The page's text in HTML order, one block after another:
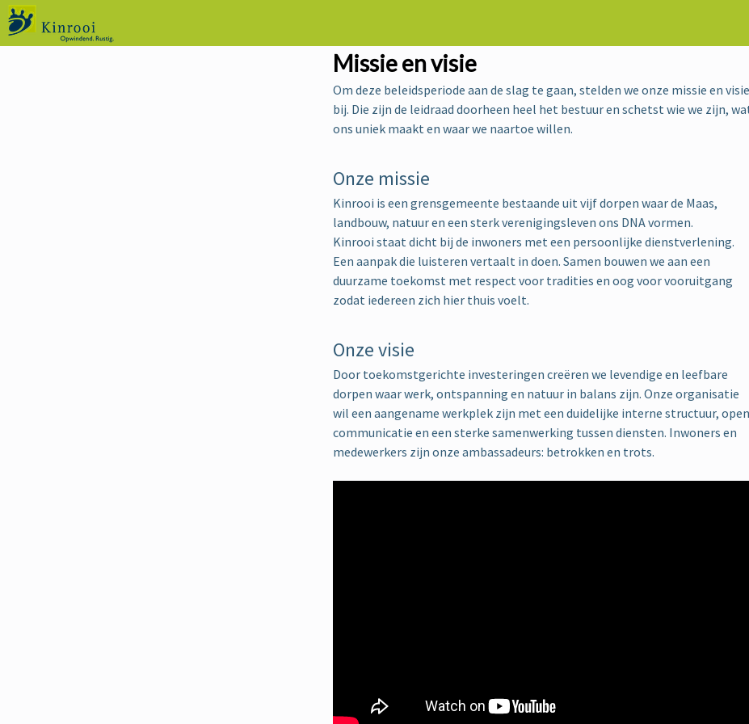
Missie en visie
Om deze beleidsperiode aan de slag te gaan, stelden we onze missie en visie
bij. Die zijn de leidraad doorheen heel het bestuur en schetst wie we zijn,
ons uniek maakt en waar we naartoe willen.
Onze missie
Kinrooi is een grensgemeente bestaande uit vijf dorpen waar de Maas,
landbouw, natuur en een sterk verenigingsleven ons DNA vormen.
Kinrooi staat dicht bij de inwoners met een persoonlijke dienstverlening.
Een aanpak die luisteren vertaalt in doen. Samen bouwen we aan een
duurzame toekomst met respect voor tradities en oog voor vooruitgang
zodat iedereen zich hier thuis voelt.
Onze visie
Door toekomstgerichte investeringen creëren we levendige en leefbare
dorpen waar werk, ontspanning en natuur in balans zijn. Onze organisatie
wil een aangename werkplek zijn met een duidelijke interne structuur, open
communicatie en een sterke samenwerking tussen diensten. Inwoners en
medewerkers zijn onze ambassadeurs: betrokken en trots.